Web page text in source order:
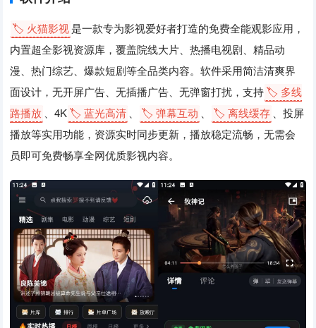
🏷️ 火猫影视是一款专为影视爱好者打造的免费全能观影应用，
内置超全影视资源库，覆盖院线大片、热播电视剧、精品动
漫、热门综艺、爆款短剧等全品类内容。软件采用简洁清爽界
面设计，无开屏广告、无插播广告、无弹窗打扰，支持🏷️ 多线
路播放
、4K🏷️ 蓝光高清 🏷️ 弹幕互动 🏷️ 离线缓存
、投屏
播放等实用功能，资源实时同步更新，播放稳定流畅，无需会
员即可免费畅享全网优质影视内容。